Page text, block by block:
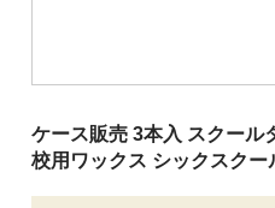
履物
介護用品
ケース販売 3本入 スクール
校用ワックス シックスクー